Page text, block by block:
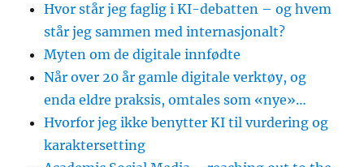
Hvor står jeg faglig i KI-debatten – og hvem
står jeg sammen med internasjonalt?
Myten om de digitale innfødte
Når over 20 år gamle digitale verktøy, og
enda eldre praksis, omtales som «nye»…
Hvorfor jeg ikke benytter KI til vurdering og
karaktersetting